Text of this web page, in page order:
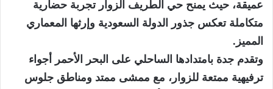
عميقة، حيث يمنح حي الطريف الزوار تجربة حضارية
متكاملة تعكس جذور الدولة السعودية وإرثها المعماري
المميز.
وتقدم جدة بامتدادها الساحلي على البحر الأحمر أجواء
ترفيهية ممتعة للزوار، مع ممشى ممتد ومناطق جلوس